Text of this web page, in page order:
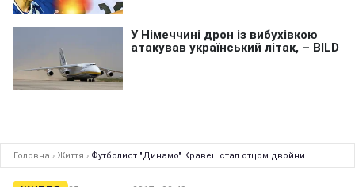
Головна › Життя › Футболист "Динамо" Кравец стал отцом двойни